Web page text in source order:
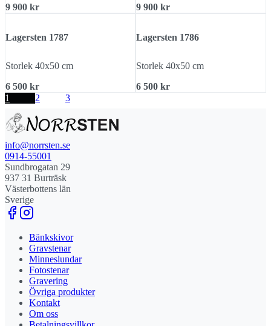
9 900 kr
9 900 kr
Lagersten 1787
Storlek 40x50 cm
6 500 kr
Lagersten 1786
Storlek 40x50 cm
6 500 kr
1
2 3
info@norrsten.se
0914-55001
Sundbrogatan 29
937 31 Burträsk
Västerbottens län
Sverige
Bänkskivor
Gravstenar
Minneslundar
Fotostenar
Gravering
Övriga produkter
Kontakt
Om oss